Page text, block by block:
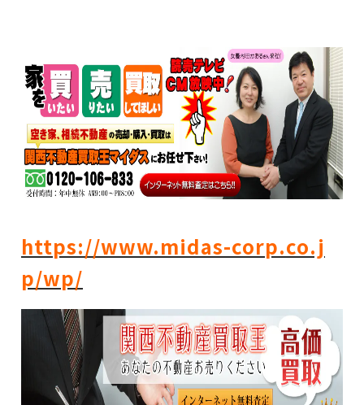
https://www.midas-corp.co.j
p/wp/